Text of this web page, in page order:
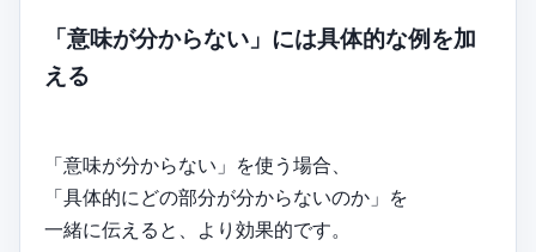
「意味が分からない」には具体的な例を加
える
「意味が分からない」を使う場合、
「具体的にどの部分が分からないのか」を
一緒に伝えると、より効果的です。